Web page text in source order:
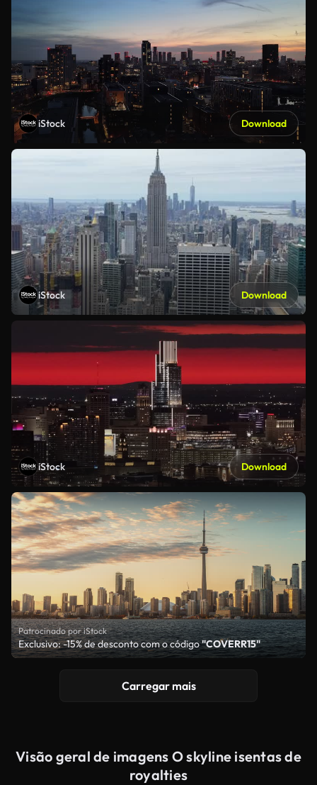
iStock Download
iStock Download
iStock Download
Patrocinado por iStock
Exclusivo: -15% de desconto com o código"COVERR15"
Carregar mais
Visão geral de imagens O skyline isentas de
royalties